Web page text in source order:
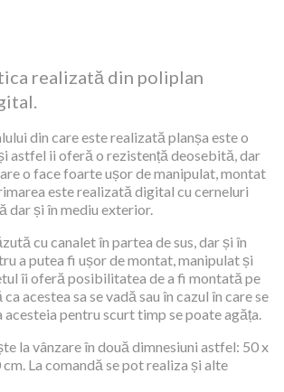
realizată din poliplan
din care este realizată planșa este o
astfel ii oferă o rezistență deosebită, dar
o face foarte ușor de manipulat, montat
este realizată digital cu cerneluri
dar și în mediu exterior.
cu canalet în partea de sus, dar și în
a putea fi ușor de montat, manipulat și
îi oferă posibilitatea de a fi montată pe
acestea sa se vadă sau în cazul în care se
pentru scurt timp se poate agăța.
la vânzare în două dimnesiuni astfel: 50 x
La comandă se pot realiza și alte